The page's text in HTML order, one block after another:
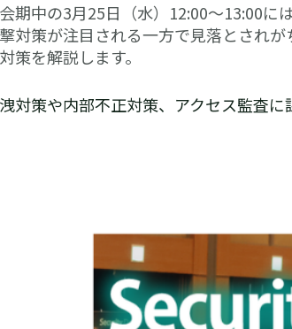
期中の3月25日（水）12:00～13:00に
対策が注目される一方で見落とされ
策を解説します。
対策や内部不正対策、アクセス監査